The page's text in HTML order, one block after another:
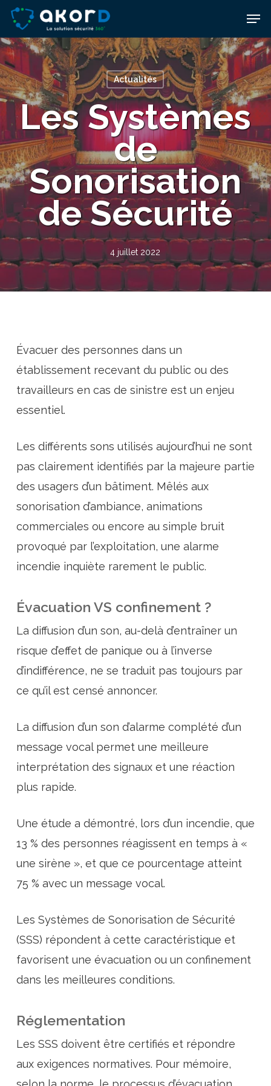
Skip
main
content
Actualités
Les Systèmes
de
Sonorisation
de Sécurité
4 juillet 2022
Évacuer des personnes dans un
établissement recevant du public ou des
travailleurs en cas de sinistre est un enjeu
essentiel.
Les différents sons utilisés aujourd’hui ne sont
pas clairement identifiés par la majeure partie
des usagers d’un bâtiment. Mêlés aux
sonorisation d’ambiance, animations
commerciales ou encore au simple bruit
provoqué par l’exploitation, une alarme
incendie inquiète rarement le public.
Évacuation VS confinement ?
La diffusion d’un son, au-delà d’entraîner un
risque d’effet de panique ou à l’inverse
d’indifférence, ne se traduit pas toujours par
ce qu’il est censé annoncer.
La diffusion d’un son d’alarme complété d’un
message vocal permet une meilleure
interprétation des signaux et une réaction
plus rapide.
Une étude a démontré, lors d’un incendie, que
13 % des personnes réagissent en temps à «
une sirène », et que ce pourcentage atteint
75 % avec un message vocal.
Les Systèmes de Sonorisation de Sécurité
(SSS) répondent à cette caractéristique et
favorisent une évacuation ou un confinement
dans les meilleures conditions.
Réglementation
Les SSS doivent être certifiés et répondre
aux exigences normatives. Pour mémoire,